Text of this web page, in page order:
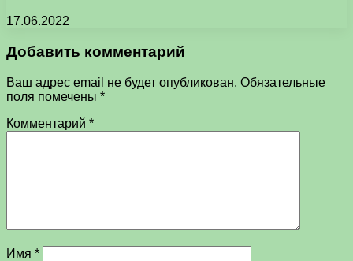
17.06.2022
Добавить комментарий
Ваш адрес email не будет опубликован. Обязательные
поля помечены *
Комментарий *
Имя *